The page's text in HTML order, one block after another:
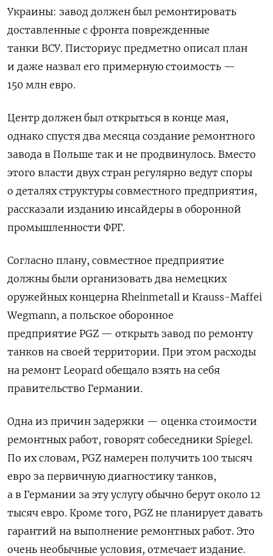
Украины: завод должен был ремонтировать
доставленные с фронта поврежденные
танки ВСУ. Писториус предметно описал план
и даже назвал его примерную стоимость —
150 млн евро.
Центр должен был открыться в конце мая,
однако спустя два месяца создание ремонтного
завода в Польше так и не продвинулось. Вместо
этого власти двух стран регулярно ведут споры
о деталях структуры совместного предприятия,
рассказали изданию инсайдеры в оборонной
промышленности ФРГ.
Согласно плану, совместное предприятие
должны были организовать два немецких
оружейных концерна Rheinmetall и Krauss-Maffei
Wegmann, а польское оборонное
предприятие PGZ — открыть завод по ремонту
танков на своей территории. При этом расходы
на ремонт Leopard обещало взять на себя
правительство Германии.
Одна из причин задержки — оценка стоимости
ремонтных работ, говорят собеседники Spiegel.
По их словам, PGZ намерен получить 100 тысяч
евро за первичную диагностику танков,
а в Германии за эту услугу обычно берут около 12
тысяч евро. Кроме того, PGZ не планирует давать
гарантий на выполнение ремонтных работ. Это
очень необычные условия, отмечает издание.